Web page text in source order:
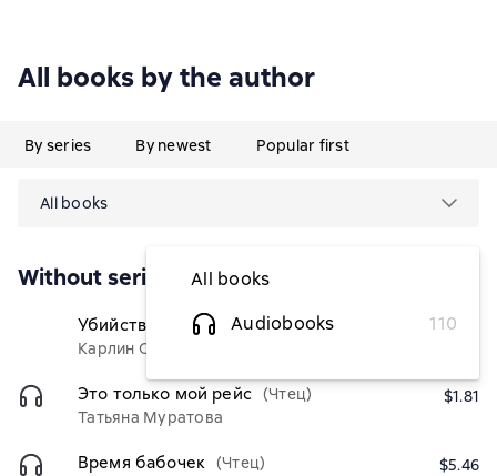
All books by the author
By series By newest Popular first
All books
All books
Audiobooks
110
Without series
Убийство в ирландской деревушке
Карлин О’Коннор
$4.73
Это только мой рейс (Чтец)
Татьяна Муратова
$1.81
Время бабочек (Чтец)
$5.46